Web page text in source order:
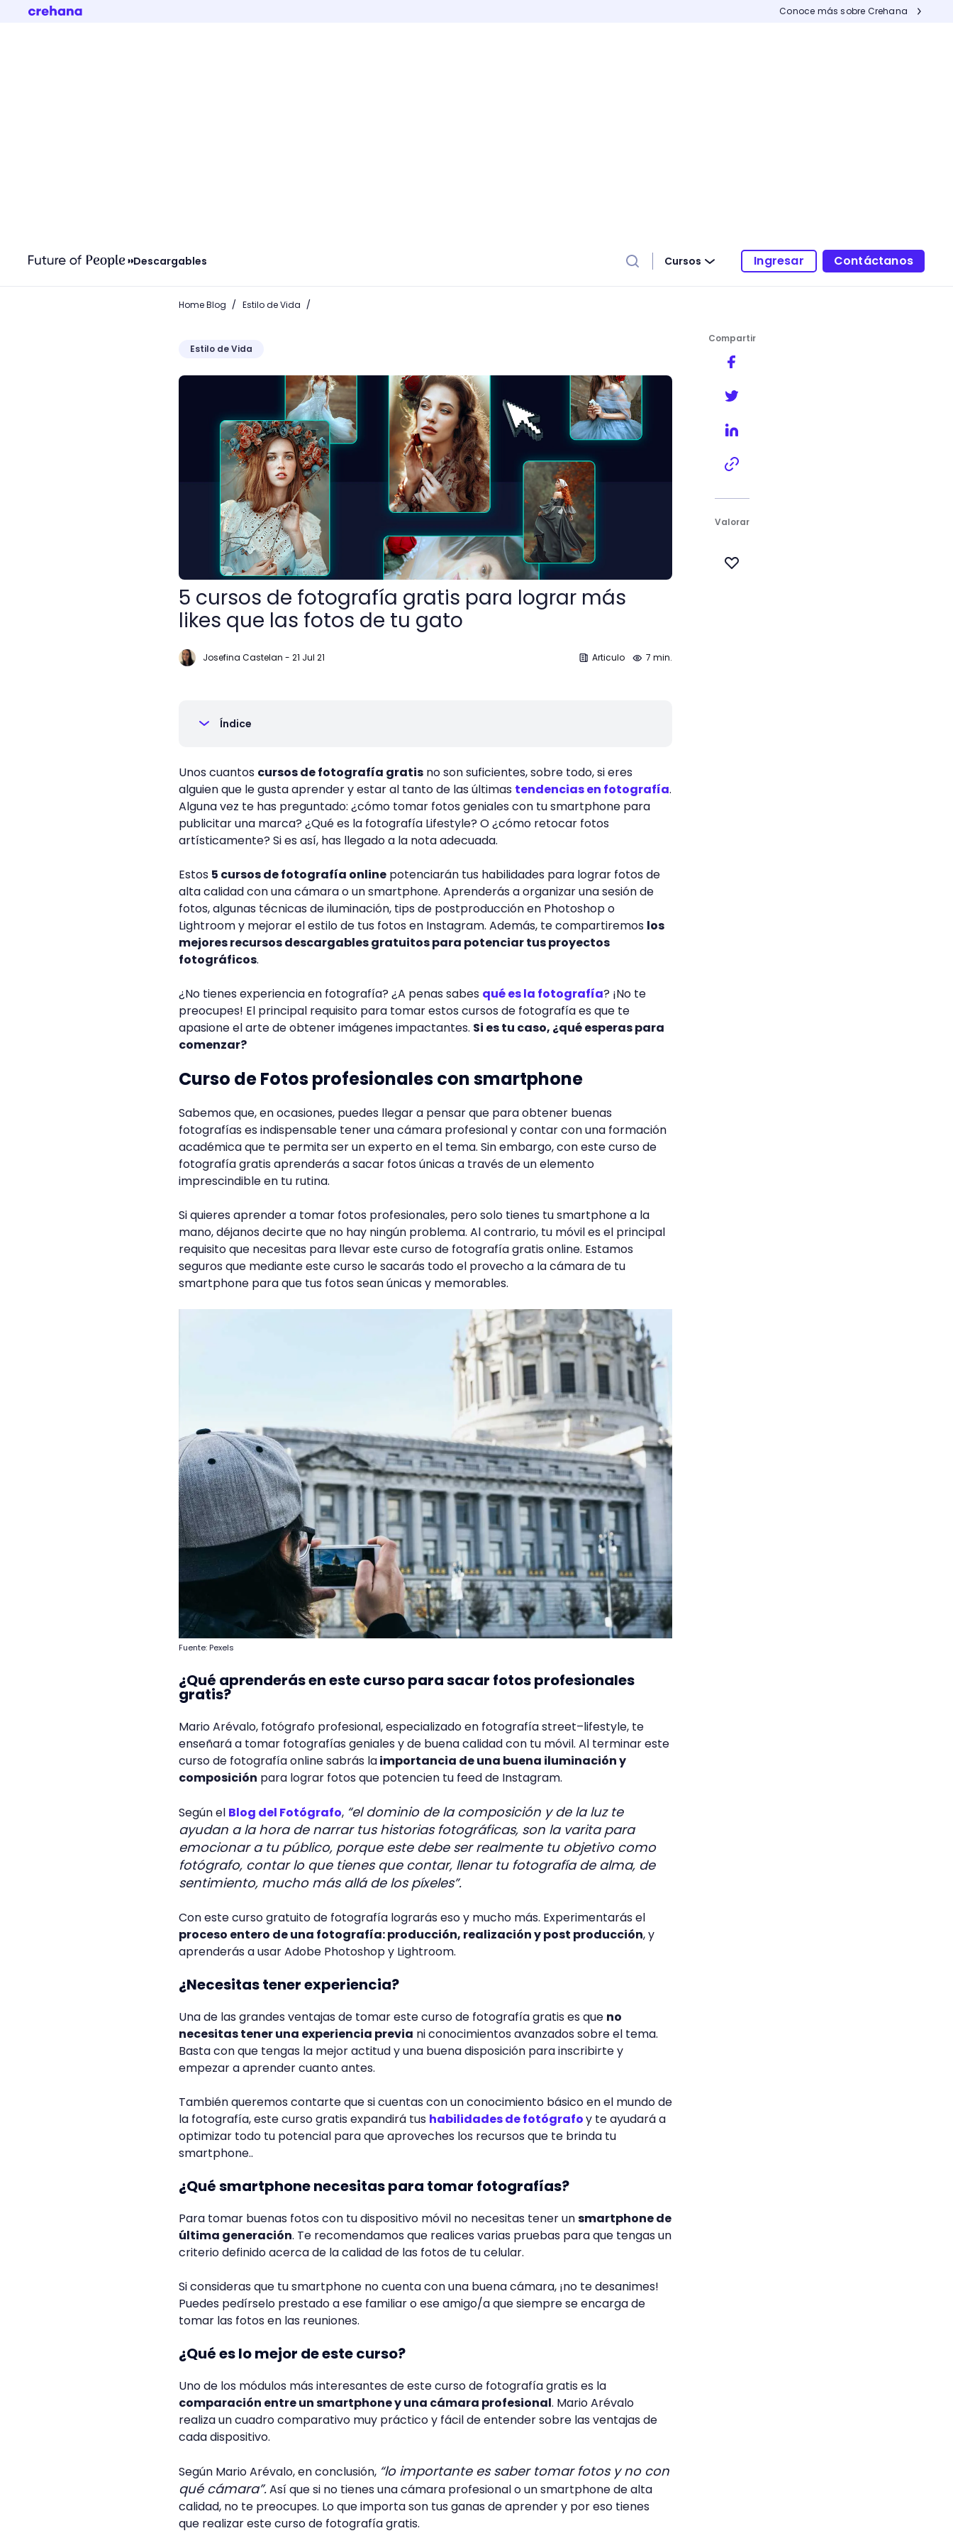
Conoce más sobre Crehana
Descargables Cursos Ingresar Contáctanos
Home Blog / Estilo de Vida /
Estilo de Vida
5 cursos de fotografía gratis para lograr más likes que las fotos de tu gato
5 cursos de fotografía gratis para lograr más
likes que las fotos de tu gato
Josefina Castelan - 21 Jul 21 Articulo 7 min.
Índice
Unos cuantos cursos de fotografía gratis no son suficientes, sobre todo, si eres
alguien que le gusta aprender y estar al tanto de las últimas tendencias en fotografía.
Alguna vez te has preguntado: ¿cómo tomar fotos geniales con tu smartphone para
publicitar una marca? ¿Qué es la fotografía Lifestyle? O ¿cómo retocar fotos
artísticamente? Si es así, has llegado a la nota adecuada.
Estos 5 cursos de fotografía online potenciarán tus habilidades para lograr fotos de
alta calidad con una cámara o un smartphone. Aprenderás a organizar una sesión de
fotos, algunas técnicas de iluminación, tips de postproducción en Photoshop o
Lightroom y mejorar el estilo de tus fotos en Instagram. Además, te compartiremos los
mejores recursos descargables gratuitos para potenciar tus proyectos
fotográficos.
¿No tienes experiencia en fotografía? ¿A penas sabes qué es la fotografía? ¡No te
preocupes! El principal requisito para tomar estos cursos de fotografía es que te
apasione el arte de obtener imágenes impactantes. Si es tu caso, ¿qué esperas para
comenzar?
Curso de Fotos profesionales con smartphone
Sabemos que, en ocasiones, puedes llegar a pensar que para obtener buenas
fotografías es indispensable tener una cámara profesional y contar con una formación
académica que te permita ser un experto en el tema. Sin embargo, con este curso de
fotografía gratis aprenderás a sacar fotos únicas a través de un elemento
imprescindible en tu rutina.
Si quieres aprender a tomar fotos profesionales, pero solo tienes tu smartphone a la
mano, déjanos decirte que no hay ningún problema. Al contrario, tu móvil es el principal
requisito que necesitas para llevar este curso de fotografía gratis online. Estamos
seguros que mediante este curso le sacarás todo el provecho a la cámara de tu
smartphone para que tus fotos sean únicas y memorables.
Fuente: Pexels
¿Qué aprenderás en este curso para sacar fotos profesionales
gratis?
Mario Arévalo, fotógrafo profesional, especializado en fotografía street–lifestyle, te
enseñará a tomar fotografías geniales y de buena calidad con tu móvil. Al terminar este
curso de fotografía online sabrás laimportancia de una buena iluminación y
composición para lograr fotos que potencien tu feed de Instagram.
Según el Blog del Fotógrafo, “el dominio de la composición y de la luz te
ayudan a la hora de narrar tus historias fotográficas, son la varita para
emocionar a tu público, porque este debe ser realmente tu objetivo como
fotógrafo, contar lo que tienes que contar, llenar tu fotografía de alma, de
sentimiento, mucho más allá de los píxeles”.
Con este curso gratuito de fotografía lograrás eso y mucho más. Experimentarás el
proceso entero de una fotografía: producción, realización y post producción, y
aprenderás a usar Adobe Photoshop y Lightroom.
¿Necesitas tener experiencia?
Una de las grandes ventajas de tomar este curso de fotografía gratis es que no
necesitas tener una experiencia previa ni conocimientos avanzados sobre el tema.
Basta con que tengas la mejor actitud y una buena disposición para inscribirte y
empezar a aprender cuanto antes.
También queremos contarte que si cuentas con un conocimiento básico en el mundo de
la fotografía, este curso gratis expandirá tus habilidades de fotógrafoy te ayudará a
optimizar todo tu potencial para que aproveches los recursos que te brinda tu
smartphone..
¿Qué smartphone necesitas para tomar fotografías?
Para tomar buenas fotos con tu dispositivo móvil no necesitas tener unsmartphone de
última generación. Te recomendamos que realices varias pruebas para que tengas un
criterio definido acerca de la calidad de las fotos de tu celular.
Si consideras que tu smartphone no cuenta con una buena cámara, ¡no te desanimes!
Puedes pedírselo prestado a ese familiar o ese amigo/a que siempre se encarga de
tomar las fotos en las reuniones.
¿Qué es lo mejor de este curso?
Uno de los módulos más interesantes de este curso de fotografía gratis es la
comparación entre un smartphone y una cámara profesional. Mario Arévalo
realiza un cuadro comparativo muy práctico y fácil de entender sobre las ventajas de
cada dispositivo.
Según Mario Arévalo, en conclusión, “lo importante es saber tomar fotos y no con
qué cámara”.Así que si no tienes una cámara profesional o un smartphone de alta
calidad, no te preocupes. Lo que importa son tus ganas de aprender y por eso tienes
que realizar este curso de fotografía gratis.
Compartir
Valorar